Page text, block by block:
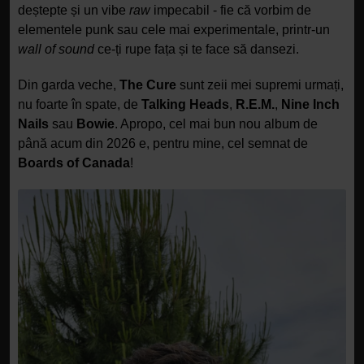
deștepte și un vibe raw impecabil - fie că vorbim de
elementele punk sau cele mai experimentale, printr-un
wall of sound ce-ți rupe fața și te face să dansezi.
Din garda veche, The Cure sunt zeii mei supremi urmați,
nu foarte în spate, de Talking Heads, R.E.M., Nine Inch
Nails sau Bowie. Apropo, cel mai bun nou album de
până acum din 2026 e, pentru mine, cel semnat de
Boards of Canada!